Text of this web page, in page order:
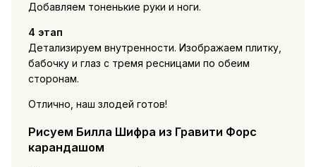
Добавляем тоненькие руки и ноги.
4 этап
Детализируем внутренности. Изображаем плитку,
бабочку и глаз с тремя ресницами по обеим
сторонам.
Отлично, наш злодей готов!
Рисуем Билла Шифра из Гравити Форс
карандашом